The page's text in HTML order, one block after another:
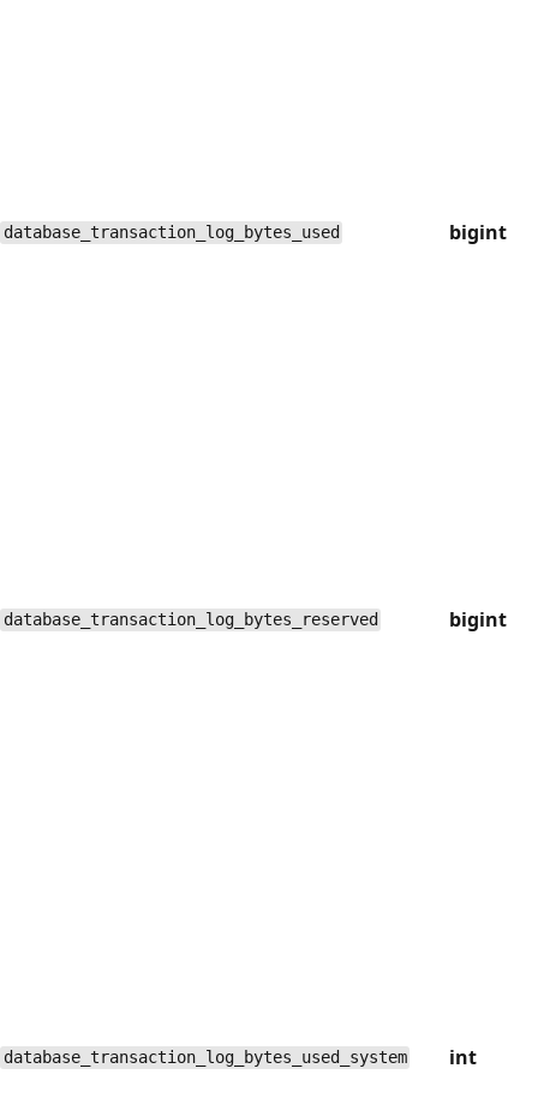
database_transaction_log_bytes_used bigint
database_transaction_log_bytes_reserved bigint
database_transaction_log_bytes_used_system int